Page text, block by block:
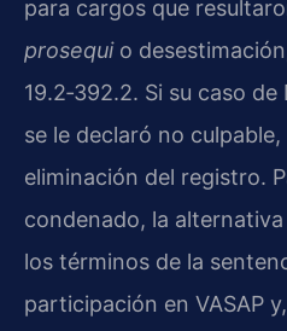
para cargos que
prosequio
19.2‑392.2. Si su caso
se le declaró no
eliminación del registro.
condenado, la
los términos de la
participación en VASAP